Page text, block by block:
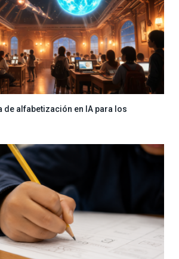
de alfabetización en IA para los